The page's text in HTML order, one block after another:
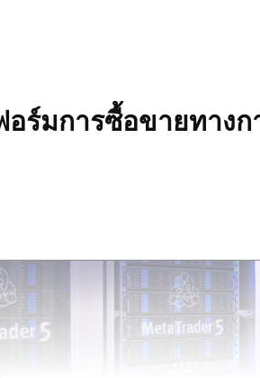
ร์มการซื้อขายทาง